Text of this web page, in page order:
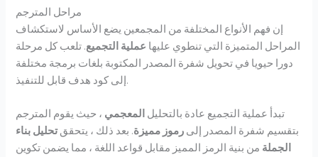
مراحل المترجم
إن فهم الأنواع المختلفة من المجمعين يضع الأساس لاستكشاف
المراحل المتميزة التي تنطوي عليها عملية التجميع. تلعب كل مرحلة
دورا حيويا في تحويل شفرة المصدر المكتوبة بلغات برمجة مختلفة
إلى كود هدف قابل للتنفيذ.
تبدأ عملية التجميع عادة بالتحليل المعجمي ، حيث يقوم المترجم
بتقسيم شفرة المصدر إلى رموز مميزة. بعد ذلك ، يتحققتحليل بناء
الجملة من بنية الرمز المميز مقابل قواعد اللغة ، مما يضمن تكوين